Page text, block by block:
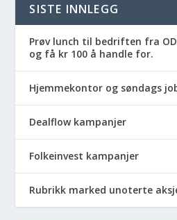
SISTE INNLEGG
Prøv lunch til bedriften fra
og få kr 100 å handle for.
Hjemmekontor og søndags
Dealflow kampanjer
Folkeinvest kampanjer
Rubrikk marked unoterte